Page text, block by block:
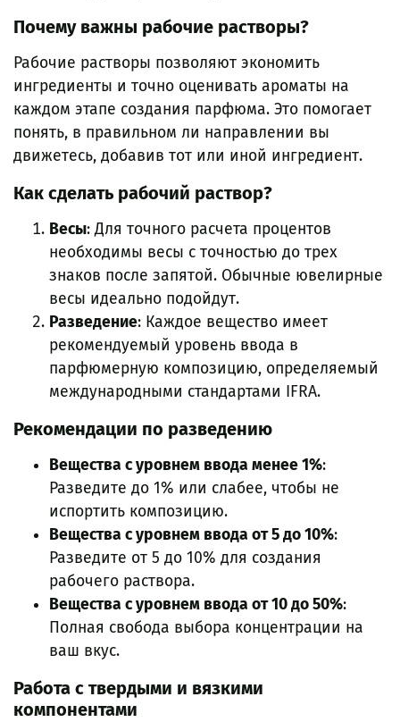
Почему важны рабочие растворы?
Рабочие растворы позволяют экономить
ингредиенты и точно оценивать ароматы на
каждом этапе создания парфюма. Это помогает
понять, в правильном ли направлении вы
движетесь, добавив тот или иной ингредиент.
Как сделать рабочий раствор?
Весы: Для точного расчета процентов
необходимы весы с точностью до трех
знаков после запятой. Обычные ювелирные
весы идеально подойдут.
Разведение: Каждое вещество имеет
рекомендуемый уровень ввода в
парфюмерную композицию, определяемый
международными стандартами IFRA.
Рекомендации по разведению
Вещества с уровнем ввода менее 1%:
Разведите до 1% или слабее, чтобы не
испортить композицию.
Вещества с уровнем ввода от 5 до 10%:
Разведите от 5 до 10% для создания
рабочего раствора.
Вещества с уровнем ввода от 10 до 50%:
Полная свобода выбора концентрации на
ваш вкус.
Работа с твердыми и вязкими
компонентами